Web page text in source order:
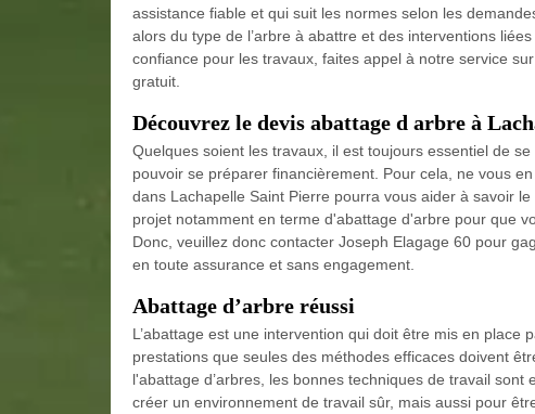
assistance fiable et qui suit les normes selon les
alors du type de l’arbre à abattre et des interventions
confiance pour les travaux, faites appel à notre service
gratuit.
Découvrez le devis abattage d arbre à
Quelques soient les travaux, il est toujours essentiel de
pouvoir se préparer financièrement. Pour cela, ne vous
dans Lachapelle Saint Pierre pourra vous aider à savoir
projet notamment en terme d'abattage d'arbre pour que
Donc, veuillez donc contacter Joseph Elagage 60 pour
en toute assurance et sans engagement.
Abattage d’arbre réussi
L’abattage est une intervention qui doit être mis en place
prestations que seules des méthodes efficaces doivent
l'abattage d’arbres, les bonnes techniques de travail
créer un environnement de travail sûr, mais aussi pour